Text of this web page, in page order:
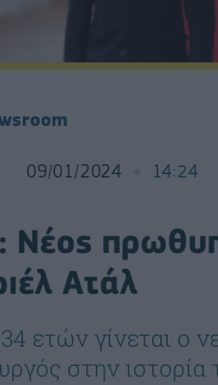
09/01/2024 14:24
Νέος
Ατάλ
ετών γίνεται ο
στην ιστορία